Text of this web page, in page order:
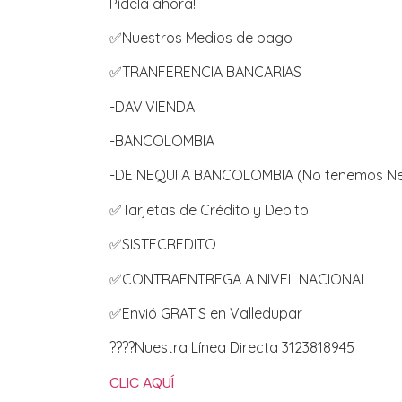
✅Nuestros Medios de pago
✅TRANFERENCIA BANCARIAS
-DAVIVIENDA
-BANCOLOMBIA
-DE NEQUI A BANCOLOMBIA (No tenemos
✅Tarjetas de Crédito y Debito
✅SISTECREDITO
✅CONTRAENTREGA A NIVEL NACIONAL
✅Envió GRATIS en Valledupar
????Nuestra Línea Directa 3123818945
CLIC AQUÍ